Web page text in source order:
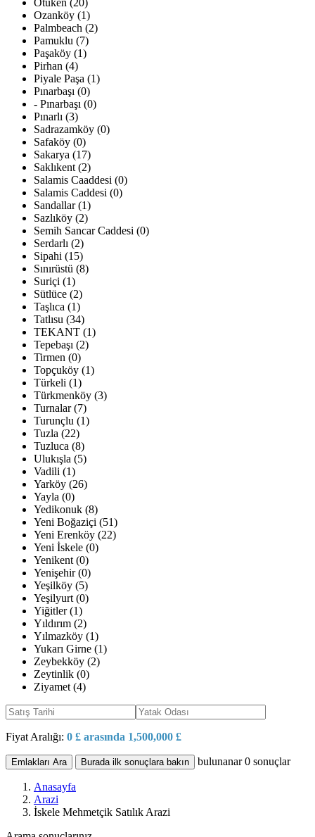
Ötüken (20)
Ozanköy (1)
Palmbeach (2)
Pamuklu (7)
Paşaköy (1)
Pirhan (4)
Piyale Paşa (1)
Pınarbaşı (0)
- Pınarbaşı (0)
Pınarlı (3)
Sadrazamköy (0)
Safaköy (0)
Sakarya (17)
Saklıkent (2)
Salamis Caaddesi (0)
Salamis Caddesi (0)
Sandallar (1)
Sazlıköy (2)
Semih Sancar Caddesi (0)
Serdarlı (2)
Sipahi (15)
Sınırüstü (8)
Suriçi (1)
Sütlüce (2)
Taşlıca (1)
Tatlısu (34)
TEKANT (1)
Tepebaşı (2)
Tirmen (0)
Topçuköy (1)
Türkeli (1)
Türkmenköy (3)
Turnalar (7)
Turunçlu (1)
Tuzla (22)
Tuzluca (8)
Ulukışla (5)
Vadili (1)
Yarköy (26)
Yayla (0)
Yedikonuk (8)
Yeni Boğaziçi (51)
Yeni Erenköy (22)
Yeni İskele (0)
Yenikent (0)
Yenişehir (0)
Yeşilköy (5)
Yeşilyurt (0)
Yiğitler (1)
Yıldırım (2)
Yılmazköy (1)
Yukarı Girne (1)
Zeybekköy (2)
Zeytinlik (0)
Ziyamet (4)
Fiyat Aralığı: 0 £ arasında 1,500,000 £
Emlakları Ara Burada ilk sonuçlara bakın bulunanar0 sonuçlar
Anasayfa
Arazi
İskele Mehmetçik Satılık Arazi